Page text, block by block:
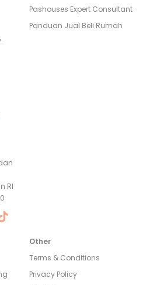
RI
Pashouses Expert Consultant
Panduan Jual Beli Rumah
Other
Terms & Conditions
Privacy Policy